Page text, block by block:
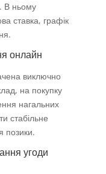
В ньому
ставка, графік
онлайн
виключно
на покупку
нагальних
стабільне
позики.
угоди